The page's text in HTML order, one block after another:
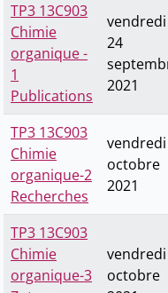
TP3 13C903
Chimie
organique -
1
Publications
vendredi
24
2021
TP3 13C903
Chimie
organique-2
Recherches
vendredi
octobre
2021
TP3 13C903
Chimie
organique-3
octobre